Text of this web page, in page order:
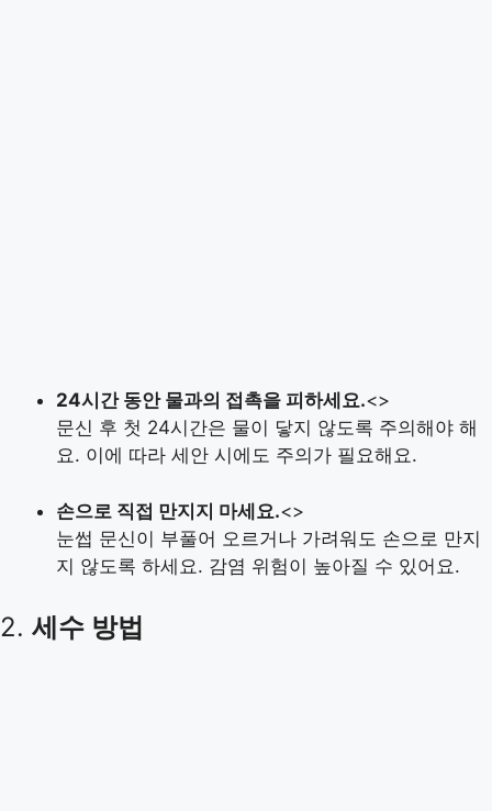
24시간 동안 물과의 접촉을 피하세요.<>
문신 후 첫 24시간은 물이 닿지 않도록 주의해야 해
요. 이에 따라 세안 시에도 주의가 필요해요.
손으로 직접 만지지 마세요.<>
눈썹 문신이 부풀어 오르거나 가려워도 손으로 만지
지 않도록 하세요. 감염 위험이 높아질 수 있어요.
2. 세수 방법